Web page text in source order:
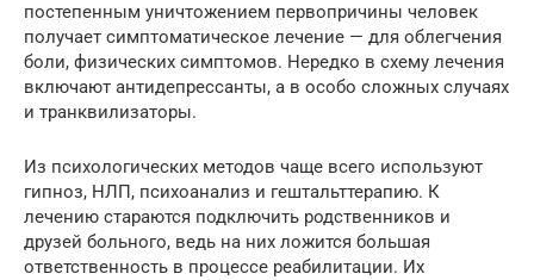
постепенным уничтожением первопричины человек
получает симптоматическое лечение — для облегчения
боли, физических симптомов. Нередко в схему лечения
включают антидепрессанты, а в особо сложных случаях
и транквилизаторы.
Из психологических методов чаще всего используют
гипноз, НЛП, психоанализ и гештальттерапию. К
лечению стараются подключить родственников и
друзей больного, ведь на них ложится большая
ответственность в процессе реабилитации. Их